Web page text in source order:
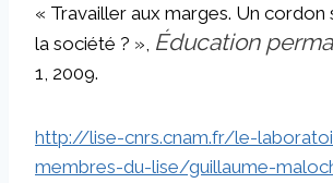
« Travailler aux marges. Un cordon
la société ? », Éducation
1, 2009.
http://lise-cnrs.cnam.fr/le-
membres-du-lise/guillaume-